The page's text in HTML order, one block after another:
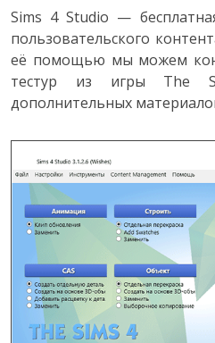
Sims 4 Studio —
пользовательского
её помощью мы можем
тестур из игры The
дополнительных